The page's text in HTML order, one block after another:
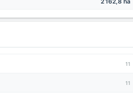
11
11